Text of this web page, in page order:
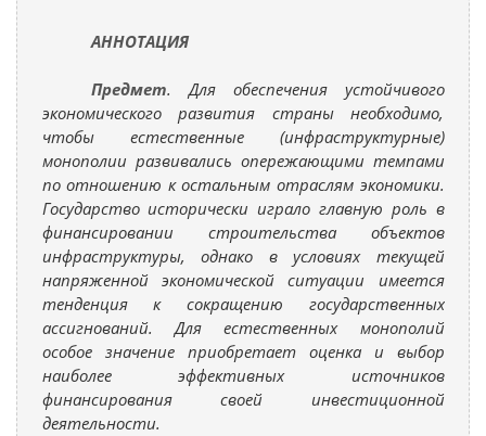
АННОТАЦИЯ
Предмет. Для обеспечения устойчивого
экономического развития страны необходимо,
чтобы естественные (инфраструктурные)
монополии развивались опережающими темпами
по отношению к остальным отраслям экономики.
Государство исторически играло главную роль в
финансировании строительства объектов
инфраструктуры, однако в условиях текущей
напряженной экономической ситуации имеется
тенденция к сокращению государственных
ассигнований. Для естественных монополий
особое значение приобретает оценка и выбор
наиболее эффективных источников
финансирования своей инвестиционной
деятельности.